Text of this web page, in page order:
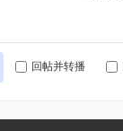
回帖并转播